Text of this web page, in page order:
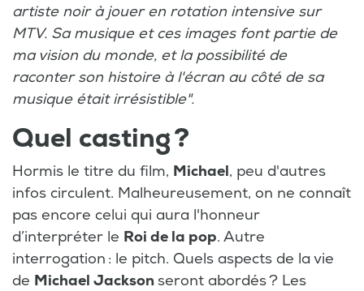
artiste noir à jouer en rotation intensive sur
MTV. Sa musique et ces images font partie de
ma vision du monde, et la possibilité de
raconter son histoire à l'écran au côté de sa
musique était irrésistible".
Quel casting ?
Hormis le titre du film, Michael, peu d'autres
infos circulent. Malheureusement, on ne connaît
pas encore celui qui aura l'honneur
d’interpréter le Roi de la pop. Autre
interrogation : le pitch. Quels aspects de la vie
de Michael Jackson seront abordés ? Les